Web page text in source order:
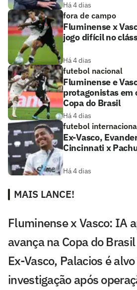
Há 4 dias
fora de campo
Fluminense x
jogo difícil no
Há 4 dias
futebol nacional
Fluminense e
protagonistas em
Copa do Brasil
Há 4 dias
futebol
Ex-Vasco,
Cincinnati x
Há 4 dias
MAIS LANCE!
Fluminense x Vasco: IA
avança na Copa do Brasil
Ex-Vasco, Palacios é
investigação após